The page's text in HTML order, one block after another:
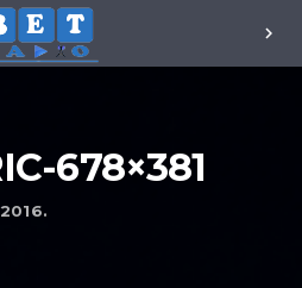
chevron_right
678×381